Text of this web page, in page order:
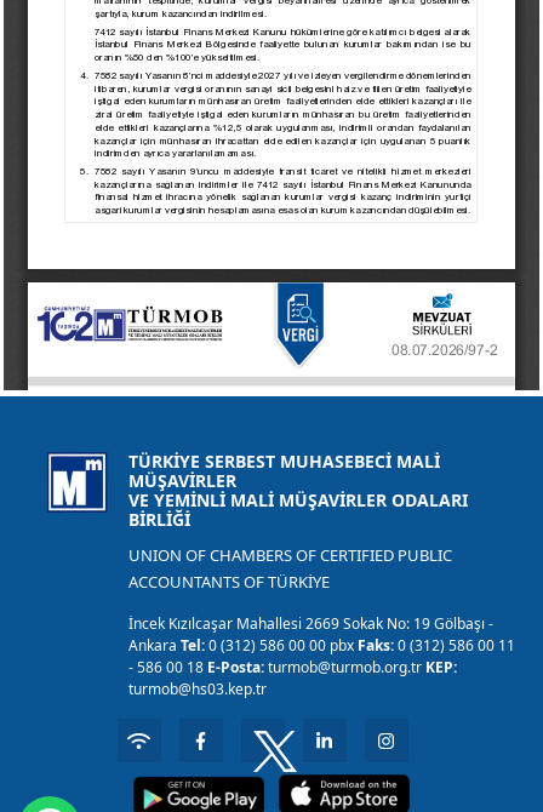
TÜRKİYE SERBEST MUHASEBECİ MALİ
MÜŞAVİRLER
VE YEMİNLİ MALİ MÜŞAVİRLER ODALARI
BİRLİĞİ
UNION OF CHAMBERS OF CERTIFIED PUBLIC
ACCOUNTANTS OF TÜRKİYE
İncek Kızılcaşar Mahallesi 2669 Sokak No: 19 Gölbaşı -
AnkaraTel:0 (312) 586 00 00 pbx Faks:0 (312) 586 00 11
- 586 00 18 E-Posta:turmob@turmob.org.tr KEP:
turmob@hs03.kep.tr